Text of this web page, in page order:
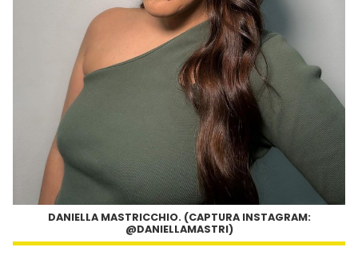
DANIELLA MASTRICCHIO. (CAPTURA INSTAGRAM:
@DANIELLAMASTRI)